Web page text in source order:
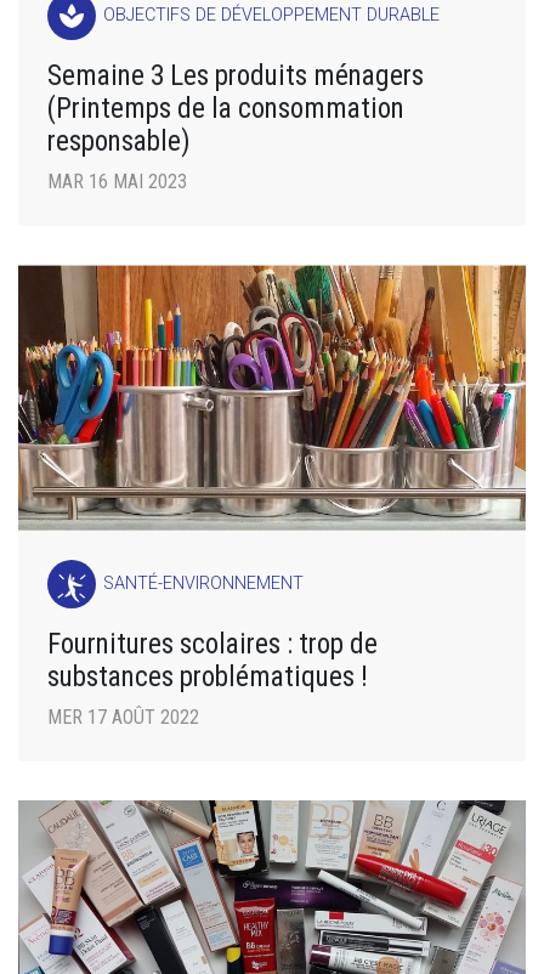
spa OBJECTIFS DE DÉVELOPPEMENT DURABLE
Semaine 3 Les produits ménagers
(Printemps de la consommation
responsable)
MAR 16 MAI 2023
SANTÉ-ENVIRONNEMENT
Fournitures scolaires : trop de
substances problématiques !
MER 17 AOÛT 2022